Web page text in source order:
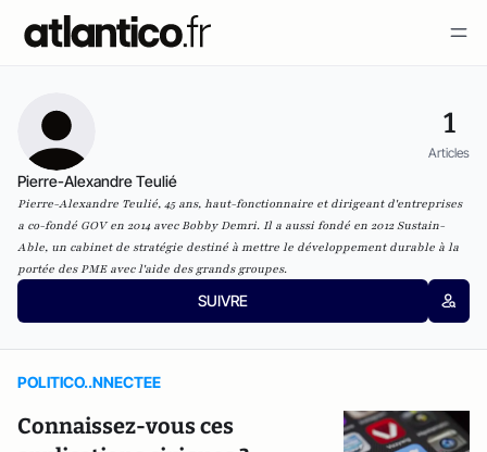
1
Articles
Pierre-Alexandre Teulié
Pierre-Alexandre Teulié, 45 ans, haut-fonctionnaire et dirigeant d'entreprises
a co-fondé GOV en 2014 avec Bobby Demri. Il a aussi fondé en 2012 Sustain-
Able, un cabinet de stratégie destiné à mettre le développement durable à la
portée des PME avec l'aide des grands groupes.
SUIVRE
POLITICO..NNECTEE
Connaissez-vous ces